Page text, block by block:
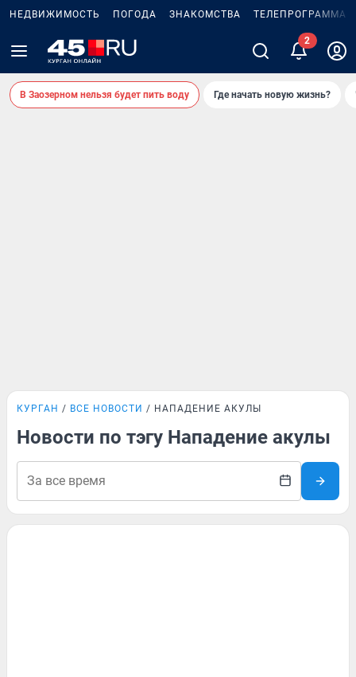
НЕДВИЖИМОСТЬ ПОГОДА ЗНАКОМСТВА ТЕЛЕПРОГРАММА
В Заозерном нельзя будет пить воду Где начать новую жизнь?
КУРГАН ВСЕ НОВОСТИ НАПАДЕНИЕ АКУЛЫ
Новости по тэгу Нападение акулы